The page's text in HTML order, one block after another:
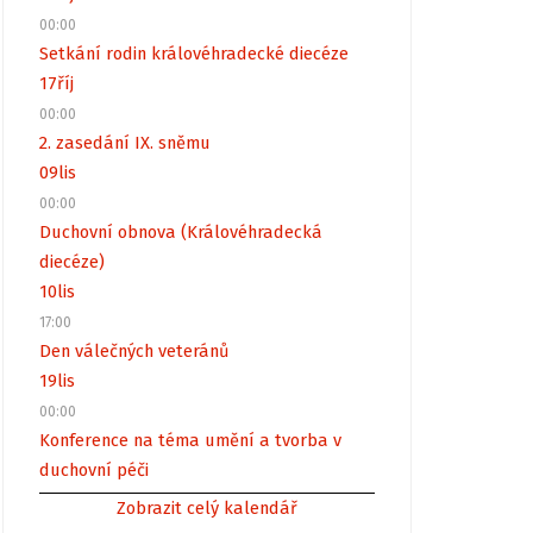
00:00
Setkání rodin královéhradecké diecéze
17říj
00:00
2. zasedání IX. sněmu
09lis
00:00
Duchovní obnova (Královéhradecká
diecéze)
10lis
17:00
Den válečných veteránů
19lis
00:00
Konference na téma umění a tvorba v
duchovní péči
Zobrazit celý kalendář